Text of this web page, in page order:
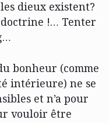
dieux existent?
!… Tenter
bonheur (comme
intérieure) ne se
et n’a pour
vouloir être